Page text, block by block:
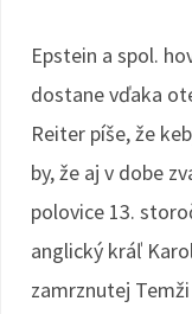
Epstein a spol.
dostane vďaka
Reiter píše, že
by, že aj v dobe
polovice 13.
anglický kráľ
zamrznutej